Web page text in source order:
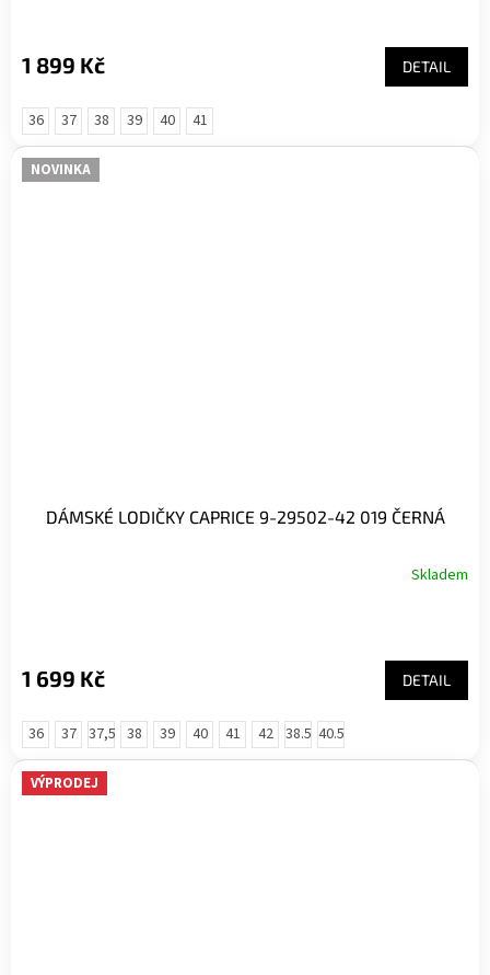
1 899 Kč DETAIL
36 37 38 39 40 41
NOVINKA
DÁMSKÉ LODIČKY CAPRICE 9-29502-42 019 ČERNÁ
Skladem
1 699 Kč DETAIL
36 37 37,5 38 39 40 41 42 38.5 40.5
VÝPRODEJ